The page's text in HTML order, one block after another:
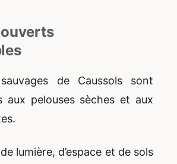
de Caussols sont
aux pelouses sèches et aux
lumière, d’espace et de sols